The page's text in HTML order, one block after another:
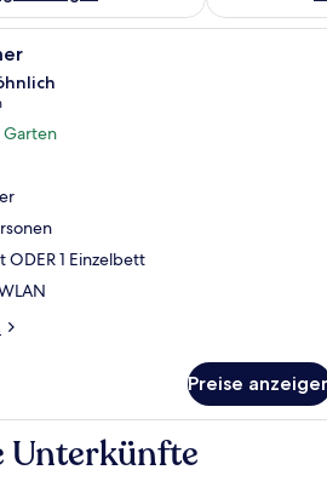
Ein kleines, sauberes Zimmer
Garten
ODER 1 Einzelbett
Preise
Unterkünfte